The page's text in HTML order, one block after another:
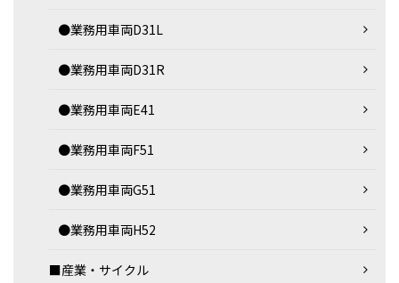
●業務用車両D31L
●業務用車両D31R
●業務用車両E41
●業務用車両F51
●業務用車両G51
●業務用車両H52
■産業・サイクル